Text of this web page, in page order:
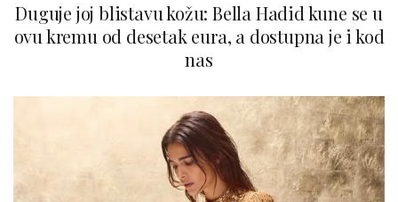
Duguje joj blistavu kožu: Bella Hadid kune se u
ovu kremu od desetak eura, a dostupna je i kod
nas